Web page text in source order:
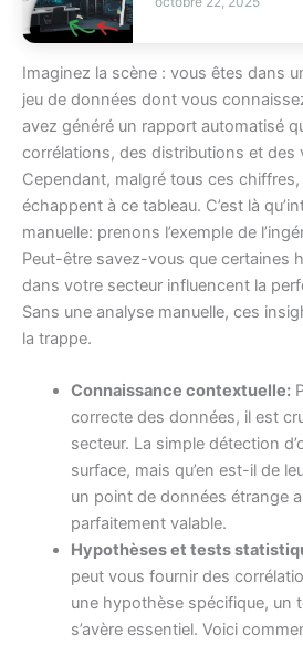
Imaginez la scène : vous êtes dans
jeu de données dont vous
avez généré un rapport automatisé
corrélations, des distributions et des
Cependant, malgré tous ces
échappent à ce tableau. C’est là
manuelle: prenons l’exemple de
Peut-être savez-vous que certaines
dans votre secteur influencent la
Sans une analyse manuelle, ces
la trappe.
Connaissance contextuelle:
correcte des données, il est
secteur. La simple détection
surface, mais qu’en est-il de
un point de données étrange
parfaitement valable.
Hypothèses et tests
peut vous fournir des
une hypothèse spécifique, un
s’avère essentiel. Voici